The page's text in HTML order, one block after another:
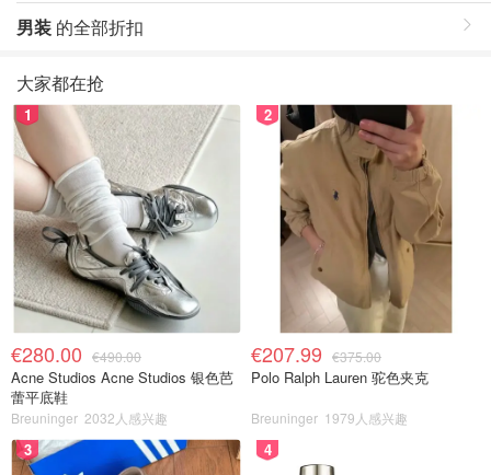
男装 的全部折扣
大家都在抢
1
€280.00 €490.00
Acne Studios Acne Studios 银色芭
蕾平底鞋
Breuninger 2032人感兴趣
2
€207.99 €375.00
Polo Ralph Lauren 驼色夹克
Breuninger 1979人感兴趣
3 4